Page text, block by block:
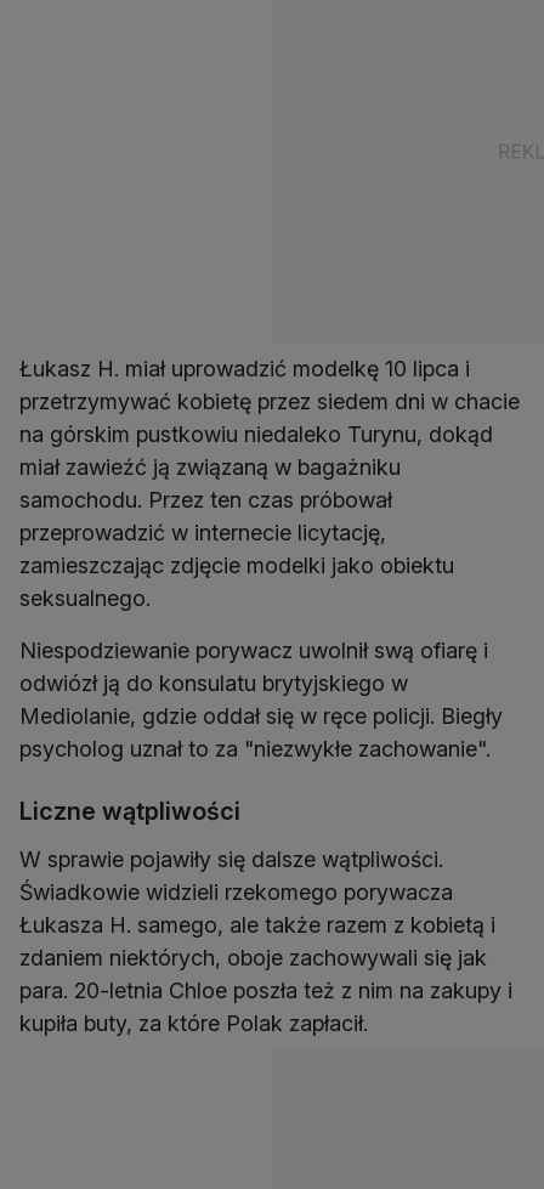
Łukasz H. miał uprowadzić modelkę 10 lipca i
przetrzymywać kobietę przez siedem dni w chacie
na górskim pustkowiu niedaleko Turynu, dokąd
miał zawieźć ją związaną w bagażniku
samochodu. Przez ten czas próbował
przeprowadzić w internecie licytację,
zamieszczając zdjęcie modelki jako obiektu
seksualnego.
Niespodziewanie porywacz uwolnił swą ofiarę i
odwiózł ją do konsulatu brytyjskiego w
Mediolanie, gdzie oddał się w ręce policji. Biegły
psycholog uznał to za "niezwykłe zachowanie".
Liczne wątpliwości
W sprawie pojawiły się dalsze wątpliwości.
Świadkowie widzieli rzekomego porywacza
Łukasza H. samego, ale także razem z kobietą i
zdaniem niektórych, oboje zachowywali się jak
para. 20-letnia Chloe poszła też z nim na zakupy i
kupiła buty, za które Polak zapłacił.